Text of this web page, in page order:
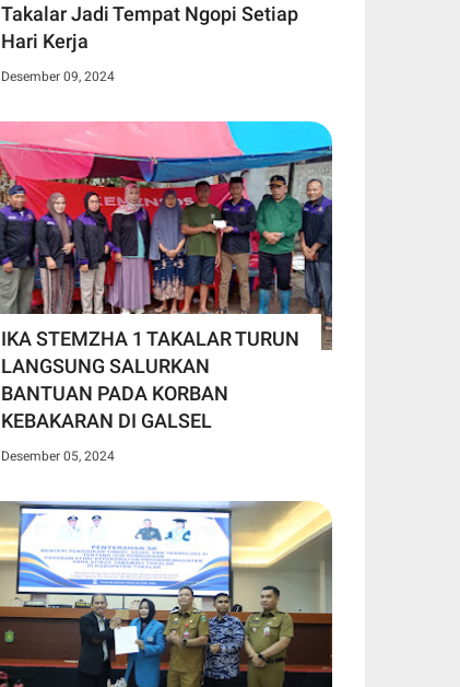
Takalar Jadi Tempat Ngopi Setiap
Hari Kerja
Desember 09, 2024
IKA STEMZHA 1 TAKALAR TURUN
LANGSUNG SALURKAN
BANTUAN PADA KORBAN
KEBAKARAN DI GALSEL
Desember 05, 2024